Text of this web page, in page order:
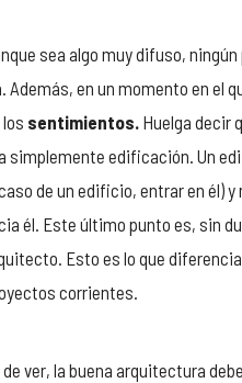
sea algo muy difuso,
en un momento en el
sentimientos. Huelga decir
simplemente edificación. Un
de un edificio, entrar en
él. Este último punto es, sin
Esto es lo que
corrientes.
ver, la buena arquitectura